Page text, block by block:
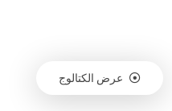
عرض الكتالوج